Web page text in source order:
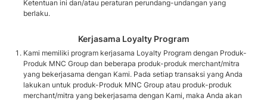
Ketentuan ini dan/atau peraturan perundang-undangan yang
berlaku.
Kerjasama Loyalty Program
Kami memiliki program kerjasama Loyalty Program dengan Produk-
Produk MNC Group dan beberapa produk-produk merchant/mitra
yang bekerjasama dengan Kami. Pada setiap transaksi yang Anda
lakukan untuk produk-Produk MNC Group atau produk-produk
merchant/mitra yang bekerjasama dengan Kami, maka Anda akan